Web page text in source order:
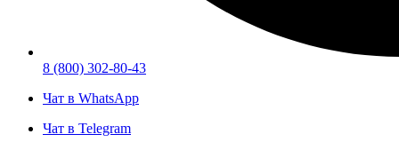
8 (800) 302-80-43
Чат в WhatsApp
Чат в Telegram